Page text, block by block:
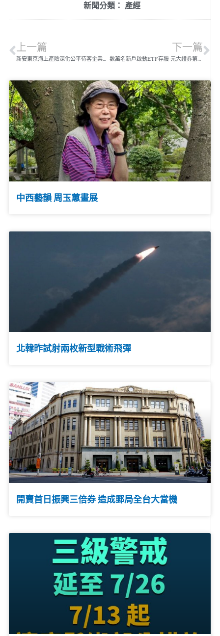
新聞分類： 產經
上一篇
新安東京海上產險深化公平待客企業文化 讓服務更有溫度
下一篇
中西藝韻 周玉蕙畫展
北韓昨試射兩枚新型戰術飛彈
開賣首日振興三倍券 造成郵局全台大當機